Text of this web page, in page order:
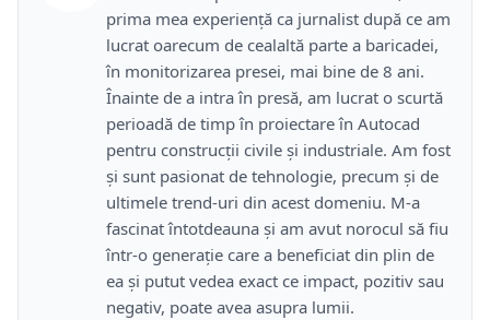
prima mea experiență ca jurnalist după ce am
lucrat oarecum de cealaltă parte a baricadei,
în monitorizarea presei, mai bine de 8 ani.
Înainte de a intra în presă, am lucrat o scurtă
perioadă de timp în proiectare în Autocad
pentru construcții civile și industriale. Am fost
și sunt pasionat de tehnologie, precum și de
ultimele trend-uri din acest domeniu. M-a
fascinat întotdeauna și am avut norocul să fiu
într-o generație care a beneficiat din plin de
ea și putut vedea exact ce impact, pozitiv sau
negativ, poate avea asupra lumii.